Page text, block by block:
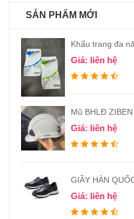
SẢN PHẨM MỚI
Khẩu trang đa
Giá: liên hệ
Mũ BHLĐ ZIBEN
Giá: liên hệ
GIẦY HÀN
Giá: liên hệ